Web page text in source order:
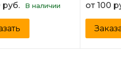
руб. В наличии от 100